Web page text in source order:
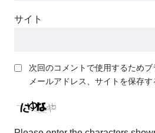
サイト
次回のコメントで使用するためブ
メールアドレス、サイトを保存す